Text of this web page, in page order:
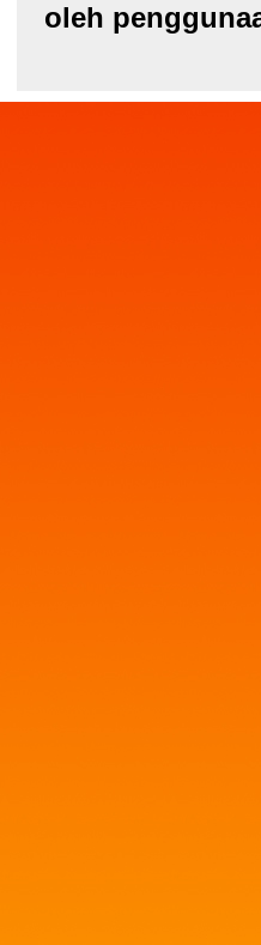
oleh